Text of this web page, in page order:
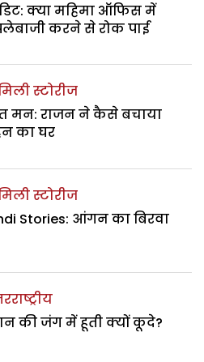
क्या महिमा ऑफिस में
करने से रोक पाई
स्टोरीज
मन: राजन ने कैसे बचाया
का घर
स्टोरीज
Stories: आंगन का बिरवा
की जंग में हूती क्यों कूदे?